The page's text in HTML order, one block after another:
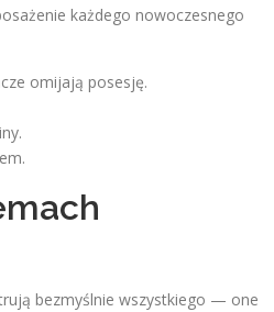
każdego nowoczesnego
omijają posesję.
bezmyślnie wszystkiego — one